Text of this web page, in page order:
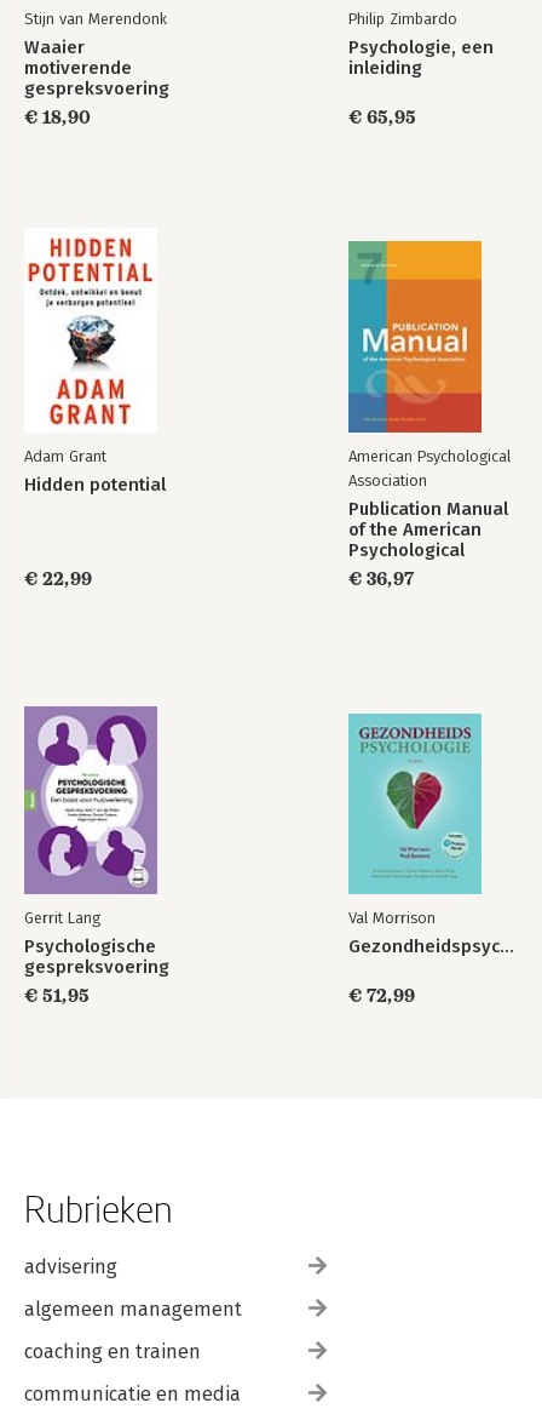
Stijn van Merendonk
Waaier
motiverende
gespreksvoering
€ 18,90
Philip Zimbardo
Psychologie, een
inleiding
€ 65,95
Adam Grant
Hidden potential
€ 22,99
American Psychological
Association
Publication Manual
of the American
Psychological
Association 2020
€ 36,97
Gerrit Lang
Psychologische
gespreksvoering
€ 51,95
Val Morrison
Gezondheidspsychologie
€ 72,99
Rubrieken
advisering
algemeen management
coaching en trainen
communicatie en media